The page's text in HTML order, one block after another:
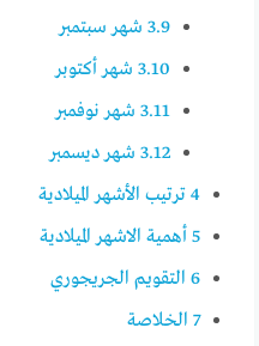
3.9 شهر سبتمبر
3.10 شهر أكتوبر
3.11 شهر نوفمبر
3.12 شهر ديسمبر
4 ترتيب الأشهر الميلادية
5 أهمية الاشهر الميلادية
6 التقويم الجريجوري
7 الخلاصة